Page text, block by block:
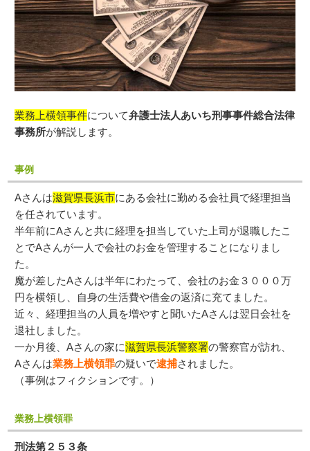
業務上横領事件について弁護士法人あいち刑事事件総合法律
事務所が解説します。
事例
Aさんは滋賀県長浜市にある会社に勤める会社員で経理担当
を任されています。
半年前にAさんと共に経理を担当していた上司が退職したこ
とでAさんが一人で会社のお金を管理することになりまし
た。
魔が差したAさんは半年にわたって、会社のお金３０００万
円を横領し、自身の生活費や借金の返済に充てました。
近々、経理担当の人員を増やすと聞いたAさんは翌日会社を
退社しました。
一か月後、Aさんの家に滋賀県長浜警察署の警察官が訪れ、
Aさんは業務上横領罪の疑いで逮捕されました。
（事例はフィクションです。）
業務上横領罪
刑法第２５３条